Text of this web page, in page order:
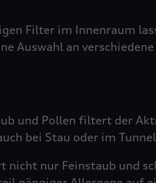
Filter im Innenraum
Auswahl an
und Pollen filtert der
bei Stau oder im
nicht nur Feinstaub und